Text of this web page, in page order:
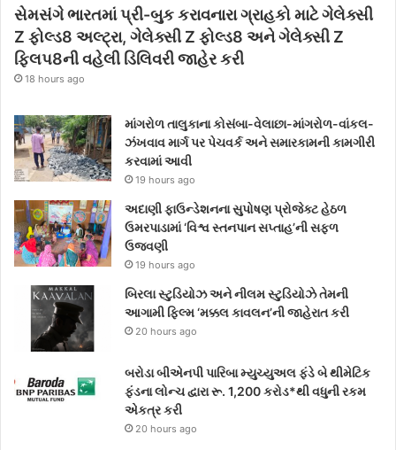
સેમસંગે ભારતમાં પ્રી-બુક કરાવનારા ગ્રાહકો માટે ગેલેક્સી
Z ફોલ્ડ8 અલ્ટ્રા, ગેલેક્સી Z ફોલ્ડ8 અને ગેલેક્સી Z
ફ્લિપ8ની વહેલી ડિલિવરી જાહેર કરી
18 hours ago
માંગરોળ તાલુકાના કોસંબા-વેલાછા-માંગરોળ-વાંકલ-
ઝંખવાવ માર્ગ પર પેચવર્ક અને સમારકામની કામગીરી
કરવામાં આવી
19 hours ago
અદાણી ફાઉન્ડેશનના સુપોષણ પ્રોજેક્ટ હેઠળ
ઉમરપાડામાં ‘વિશ્વ સ્તનપાન સપ્તાહ’ની સફળ
ઉજવણી
19 hours ago
બિરલા સ્ટુડિયોઝ અને નીલમ સ્ટુડિયોઝે તેમની
આગામી ફિલ્મ ‘મક્કલ કાવલન’ની જાહેરાત કરી
20 hours ago
બરોડા બીએનપી પારિબા મ્યુચ્યુઅલ ફંડે બે થીમેટિક
ફંડના લોન્ચ દ્વારા રૂ. 1,200 કરોડ*થી વધુની રકમ
એકત્ર કરી
20 hours ago